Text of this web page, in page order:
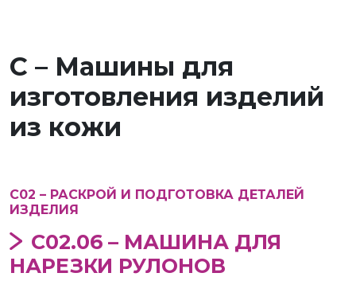
С – Машины для
изготовления изделий
из кожи
С02 – РАСКРОЙ И ПОДГОТОВКА ДЕТАЛЕЙ
ИЗДЕЛИЯ
С02.06 – МАШИНА ДЛЯ
НАРЕЗКИ РУЛОНОВ